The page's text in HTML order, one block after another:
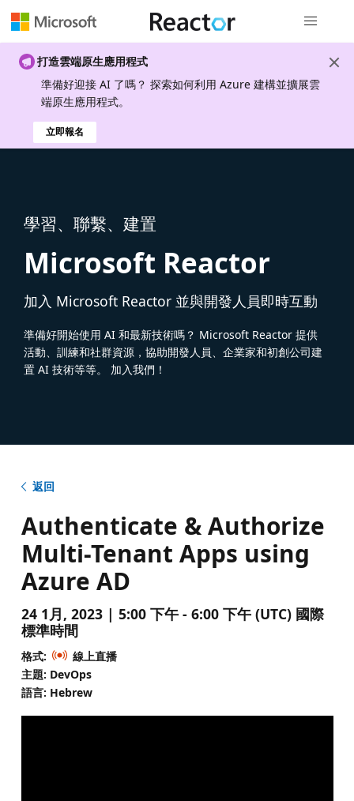
打造雲端原生應用程式
準備好迎接 AI 了嗎？ 探索如何利用 Azure 建構並擴展雲
端原生應用程式。
立即報名
學習、聯繫、建置
Microsoft Reactor
加入 Microsoft Reactor 並與開發人員即時互動
準備好開始使用 AI 和最新技術嗎？ Microsoft Reactor 提供
活動、訓練和社群資源，協助開發人員、企業家和初創公司建
置 AI 技術等等。 加入我們！
返回
Authenticate & Authorize
Multi-Tenant Apps using
Azure AD
24 1月, 2023 | 5:00 下午 - 6:00 下午 (UTC) 國際
標準時間
格式:
線上直播
主題: DevOps
語言: Hebrew